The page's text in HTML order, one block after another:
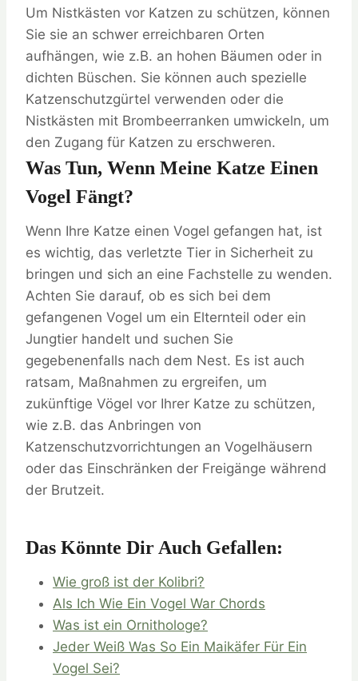
Um Nistkästen vor Katzen zu schützen, können
Sie sie an schwer erreichbaren Orten
aufhängen, wie z.B. an hohen Bäumen oder in
dichten Büschen. Sie können auch spezielle
Katzenschutzgürtel verwenden oder die
Nistkästen mit Brombeerranken umwickeln, um
den Zugang für Katzen zu erschweren.
Was Tun, Wenn Meine Katze Einen
Vogel Fängt?
Wenn Ihre Katze einen Vogel gefangen hat, ist
es wichtig, das verletzte Tier in Sicherheit zu
bringen und sich an eine Fachstelle zu wenden.
Achten Sie darauf, ob es sich bei dem
gefangenen Vogel um ein Elternteil oder ein
Jungtier handelt und suchen Sie
gegebenenfalls nach dem Nest. Es ist auch
ratsam, Maßnahmen zu ergreifen, um
zukünftige Vögel vor Ihrer Katze zu schützen,
wie z.B. das Anbringen von
Katzenschutzvorrichtungen an Vogelhäusern
oder das Einschränken der Freigänge während
der Brutzeit.
Das Könnte Dir Auch Gefallen:
Wie groß ist der Kolibri?
Als Ich Wie Ein Vogel War Chords
Was ist ein Ornithologe?
Jeder Weiß Was So Ein Maikäfer Für Ein
Vogel Sei?